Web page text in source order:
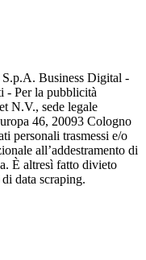
Business Digital -
- Per la pubblicità
N.V., sede legale
46, 20093 Cologno
personali trasmessi e/o
all’addestramento di
È altresì fatto divieto
data scraping.